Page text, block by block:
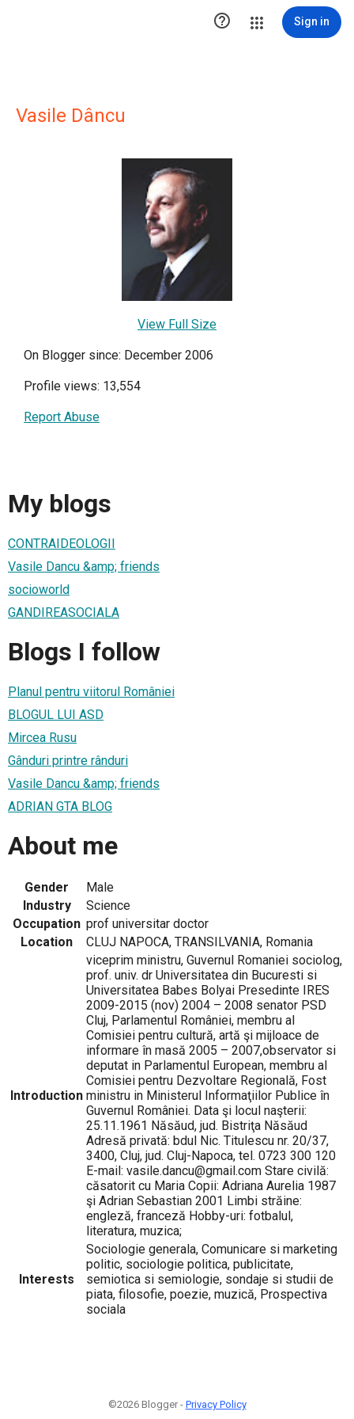
 Sign in
Vasile Dâncu
View Full Size
On Blogger since: December 2006
Profile views: 13,554
Report Abuse
My blogs
CONTRAIDEOLOGII
Vasile Dancu &amp; friends
socioworld
GANDIREASOCIALA
Blogs I follow
Planul pentru viitorul României
BLOGUL LUI ASD
Mircea Rusu
Gânduri printre rânduri
Vasile Dancu &amp; friends
ADRIAN GTA BLOG
About me
Gender
Male
Industry
Science
Occupation prof universitar doctor
Location
CLUJ NAPOCA, TRANSILVANIA, Romania
Introduction
viceprim ministru, Guvernul Romaniei sociolog,
prof. univ. dr Universitatea din Bucuresti si
Universitatea Babes Bolyai Presedinte IRES
2009-2015 (nov) 2004 – 2008 senator PSD
Cluj, Parlamentul României, membru al
Comisiei pentru cultură, artă şi mijloace de
informare în masă 2005 – 2007,observator si
deputat in Parlamentul European, membru al
Comisiei pentru Dezvoltare Regională, Fost
ministru in Ministerul Informaţiilor Publice în
Guvernul României. Data şi locul naşterii:
25.11.1961 Năsăud, jud. Bistriţa Năsăud
Adresă privată: bdul Nic. Titulescu nr. 20/37,
3400, Cluj, jud. Cluj-Napoca, tel. 0723 300 120
E-mail: vasile.dancu@gmail.com Stare civilă:
căsatorit cu Maria Copii: Adriana Aurelia 1987
şi Adrian Sebastian 2001 Limbi străine:
engleză, franceză Hobby-uri: fotbalul,
literatura, muzica;
Interests
Sociologie generala, Comunicare si marketing
politic, sociologie politica, publicitate,
semiotica si semiologie, sondaje si studii de
piata, filosofie, poezie, muzică, Prospectiva
sociala
©2026 Blogger - Privacy Policy